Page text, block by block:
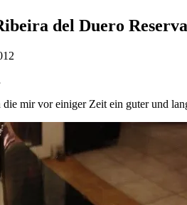
del Duero Reserva
die mir vor einiger Zeit ein guter und